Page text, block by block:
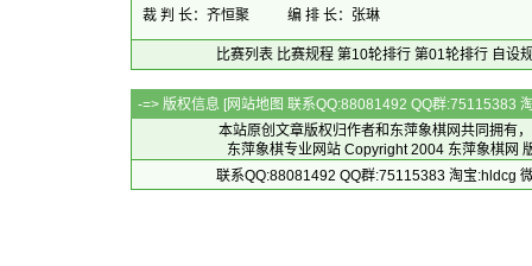
裁 判 长：齐恒聚
编 排 长：张琳
比赛列表 比赛规程 第10轮排行 第01轮排行 自设
-=> 版权信息 [网站地图 联系QQ:88081492 QQ群:75115383
本站原创文章版权归作者和 东萍象棋网共同拥有
东萍象棋专业网站 Copyright 2004 东萍象棋网
联系QQ:88081492 QQ群:75115383 淘宝:hldcg